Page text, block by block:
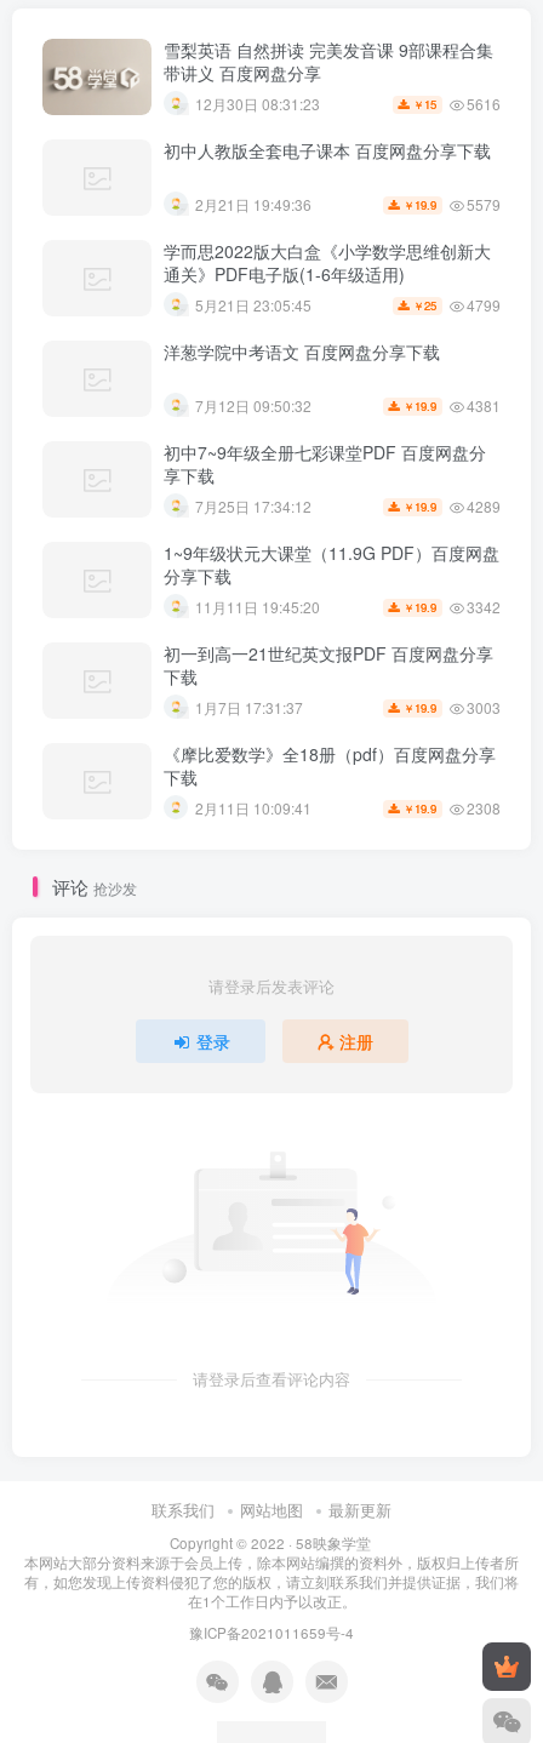
雪梨英语 自然拼读 完美发音课 9部课程合集
带讲义 百度网盘分享
12月30日 08:31:23 ￥ 15 5616
初中人教版全套电子课本 百度网盘分享下载
2月21日 19:49:36 ￥ 19.9 5579
学而思2022版大白盒《小学数学思维创新大
通关》PDF电子版(1-6年级适用)
5月21日 23:05:45 ￥25 4799
洋葱学院中考语文 百度网盘分享下载
7月12日 09:50:32 ￥ 19.9 4381
初中7~9年级全册七彩课堂PDF 百度网盘分
享下载
7月25日 17:34:12 ￥ 19.9 4289
1~9年级状元大课堂（11.9G PDF）百度网盘
分享下载
11月11日 19:45:20 ￥ 19.9 3342
初一到高一21世纪英文报PDF 百度网盘分享
下载
1月7日 17:31:37 ￥ 19.9 3003
《摩比爱数学》全18册（pdf）百度网盘分享
下载
2月11日 10:09:41 ￥ 19.9 2308
评论 抢沙发
请登录后发表评论
登录 注册
请登录后查看评论内容
联系我们 网站地图 最新更新
Copyright © 2022 · 58映象学堂
本网站大部分资料来源于会员上传，除本网站编撰的资料外，版权归上传者所
有，如您发现上传资料侵犯了您的版权，请立刻联系我们并提供证据，我们将
在1个工作日内予以改正。
豫ICP备2021011659号-4